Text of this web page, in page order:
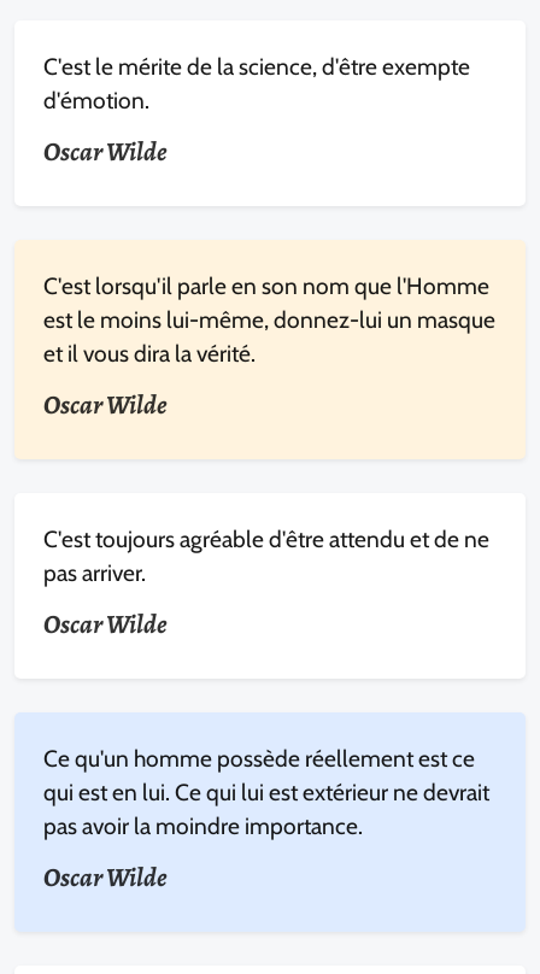
C'est le mérite de la science, d'être exempte
d'émotion.
Oscar Wilde
C'est lorsqu'il parle en son nom que l'Homme
est le moins lui-même, donnez-lui un masque
et il vous dira la vérité.
Oscar Wilde
C'est toujours agréable d'être attendu et de ne
pas arriver.
Oscar Wilde
Ce qu'un homme possède réellement est ce
qui est en lui. Ce qui lui est extérieur ne devrait
pas avoir la moindre importance.
Oscar Wilde